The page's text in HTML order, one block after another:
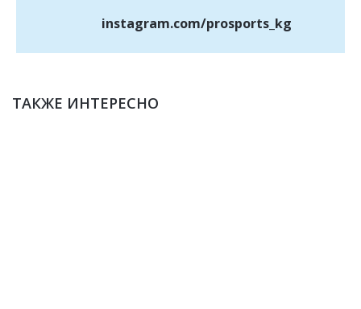
instagram.com/prosports_kg
ТАКЖЕ ИНТЕРЕСНО